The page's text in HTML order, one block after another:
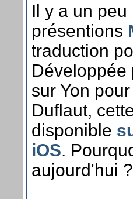
Il y a un
présentions
traduction
Développée
sur Yon
Duflaut,
disponible
iOS.
aujourd'hui ?